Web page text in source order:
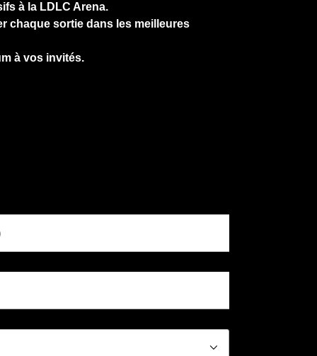
à la LDLC Arena.
chaque sortie dans les meilleures
à vos invités.
􀆈